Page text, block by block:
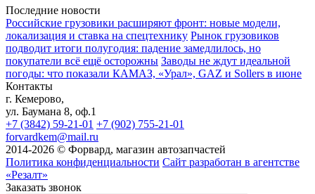
Последние новости
Российские грузовики расширяют фронт: новые модели,
локализация и ставка на спецтехнику Рынок грузовиков
подводит итоги полугодия: падение замедлилось, но
покупатели всё ещё осторожны Заводы не ждут идеальной
погоды: что показали КАМАЗ, «Урал», GAZ и Sollers в июне
Контакты
г. Кемерово,
ул. Баумана 8, оф.1
+7 (3842) 59-21-01 +7 (902) 755-21-01
forvardkem@mail.ru
2014-2026 © Форвард, магазин автозапчастей
Политика конфиденциальности Сайт разработан в агентстве
«Резалт»
Заказать звонок